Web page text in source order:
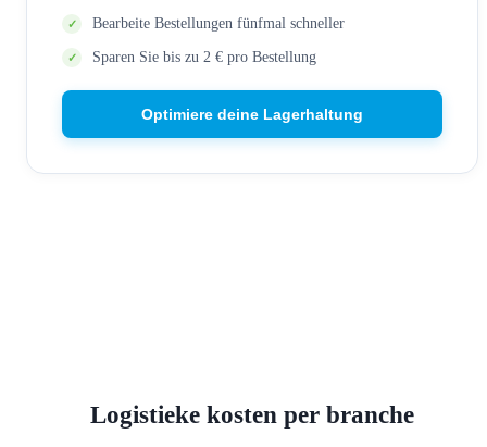
Bearbeite Bestellungen fünfmal schneller
Sparen Sie bis zu 2 € pro Bestellung
Optimiere deine Lagerhaltung
Logistieke kosten per branche